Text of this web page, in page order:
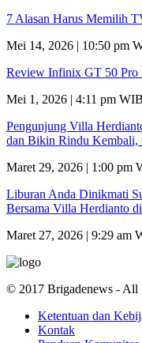
7 Alasan Harus Memilih
Mei 14, 2026 | 10:50 pm
Review Infinix GT 50 Pro
Mei 1, 2026 | 4:11 pm WIB
Pengunjung Villa
dan Bikin Rindu Kembali,
Maret 29, 2026 | 1:00 pm
Liburan Anda Dinikmati
Bersama Villa Herdianto
Maret 27, 2026 | 9:29 am
© 2017 Brigadenews - All
Ketentuan dan
Kontak